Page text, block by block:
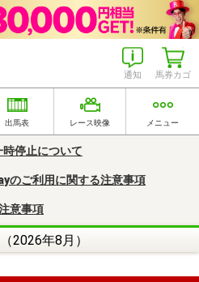
馬券カゴ
通知
出馬表 レース映像 メニュー
時停止について
のご利用に関する注意事項
意事項
2026年8月）